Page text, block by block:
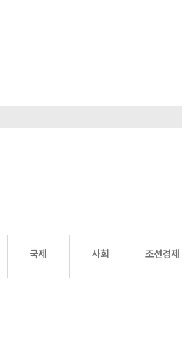
국제 사회 조선경제